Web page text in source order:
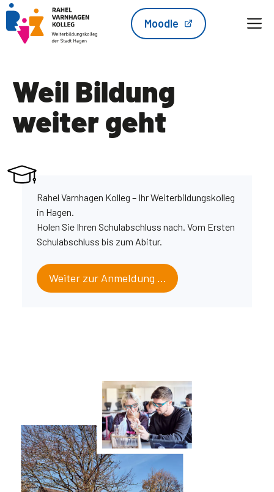
Zum
Inhalt
springen
Moodle
Weil Bildung
weiter geht
Rahel Varnhagen Kolleg – Ihr Weiterbildungskolleg
in Hagen.
Holen Sie Ihren Schulabschluss nach. Vom Ersten
Schulabschluss bis zum Abitur.
Weiter zur Anmeldung …